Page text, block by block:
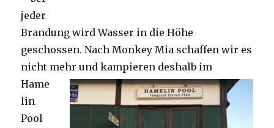
jeder
Brandung wird Wasser in die Höhe
geschossen. Nach Monkey Mia schaffen wir es
nicht mehr und kampieren deshalb im
Hame
lin
Pool